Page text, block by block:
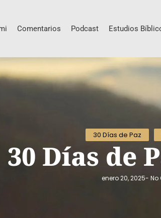
Comentarios Podcast Estudios
30 Días de Paz
30 Días de
enero 20, 2025- No